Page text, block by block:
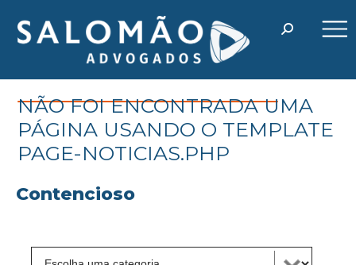
NÃO FOI ENCONTRADA UMA
PÁGINA USANDO O TEMPLATE
PAGE-NOTICIAS.PHP
Contencioso